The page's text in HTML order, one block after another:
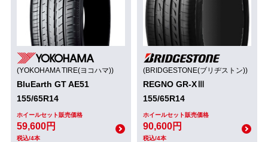
(YOKOHAMA TIRE(ヨコハマ))
BluEarth GT AE51
155/65R14
ホイールセット販売価格
59,600円
税込/4本
(BRIDGESTONE(ブリヂストン))
REGNO GR-XⅢ
155/65R14
ホイールセット販売価格
90,600円
税込/4本